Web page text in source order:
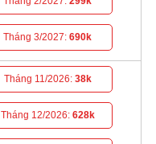
Tháng 3/2027:690k
Tháng 11/2026: 38k
Tháng 12/2026: 628k